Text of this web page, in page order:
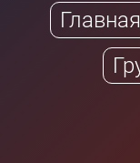
Главная